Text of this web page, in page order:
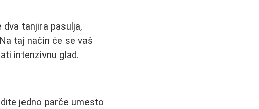
tanjira pasulja,
taj način će se vaš
intenzivnu glad.
jedno parče umesto